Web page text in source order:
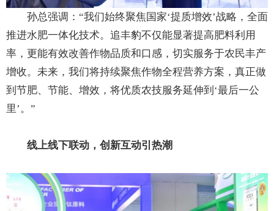
孙总强调：“我们始终聚焦国家‘提质增效’战略，全面
推进水肥一体化技术。追丰豹不仅能显著提高肥料利用
率，更能有效改善作物品质和口感，切实服务于农民丰产
增收。未来，我们将持续聚焦作物全程营养方案，真正做
到节肥、节能、增效，将优质农技服务延伸到‘最后一公
里’。”
线上线下联动，创新互动引热潮